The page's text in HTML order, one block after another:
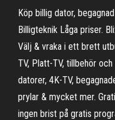
Köp billig dator,
Billigteknik Låga priser.
Välj & vraka i ett brett
TV, Platt-TV, tillbehör
datorer, 4K-TV,
prylar & mycket mer.
ingen brist på gratis